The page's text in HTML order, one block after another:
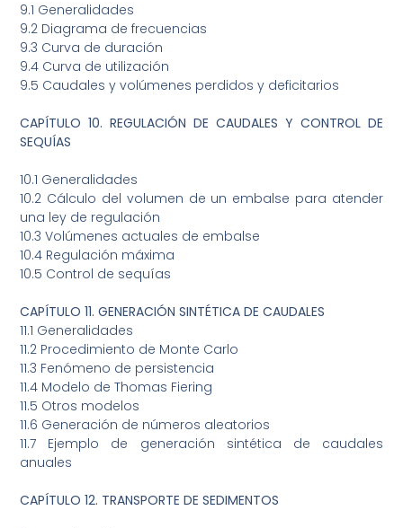
9.1 Generalidades
9.2 Diagrama de frecuencias
9.3 Curva de duración
9.4 Curva de utilización
9.5 Caudales y volúmenes perdidos y deficitarios
CAPÍTULO 10. REGULACIÓN DE CAUDALES Y CONTROL DE
SEQUÍAS
10.1 Generalidades
10.2 Cálculo del volumen de un embalse para atender
una ley de regulación
10.3 Volúmenes actuales de embalse
10.4 Regulación máxima
10.5 Control de sequías
CAPÍTULO 11. GENERACIÓN SINTÉTICA DE CAUDALES
11.1 Generalidades
11.2 Procedimiento de Monte Carlo
11.3 Fenómeno de persistencia
11.4 Modelo de Thomas Fiering
11.5 Otros modelos
11.6 Generación de números aleatorios
11.7 Ejemplo de generación sintética de caudales
anuales
CAPÍTULO 12. TRANSPORTE DE SEDIMENTOS